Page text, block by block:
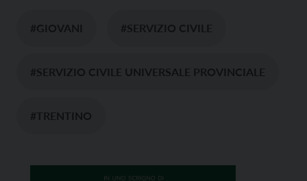
#GIOVANI #SERVIZIO CIVILE
#SERVIZIO CIVILE UNIVERSALE PROVINCIALE
#TRENTINO